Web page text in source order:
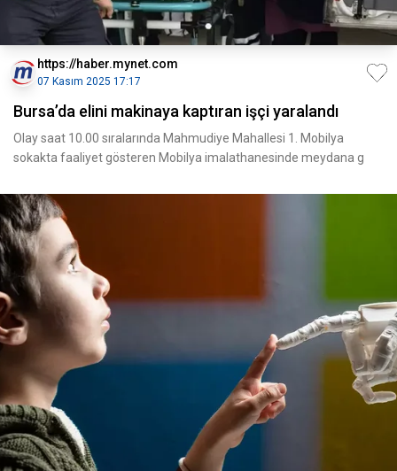
https://haber.mynet.com
07 Kasım 2025 17:17
Bursa’da elini makinaya kaptıran işçi yaralandı
Olay saat 10.00 sıralarında Mahmudiye Mahallesi 1. Mobilya
sokakta faaliyet gösteren Mobilya imalathanesinde meydana g